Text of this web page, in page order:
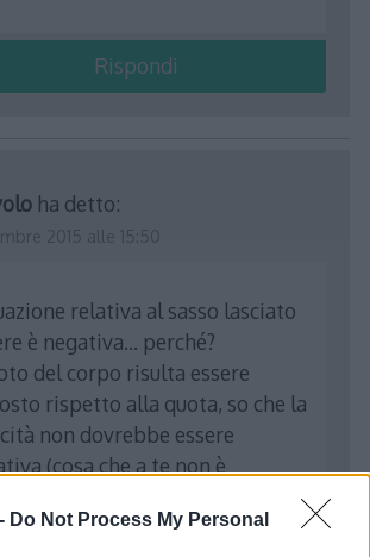
Do Not Process My Personal
Rispondi
ha detto:
2015 alle 15:50
relativa al sasso lasciato
è negativa… perché?
del corpo risulta essere
rispetto alla quota, so che la
non dovrebbe essere
(cosa che a te non è
dubbio…